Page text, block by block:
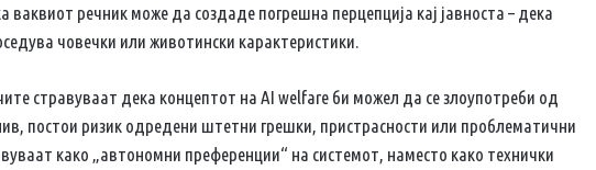
речник може да создаде погрешна перцепција кај јавноста – дека
човечки или животински карактеристики.
стравуваат дека концептот на AI welfare би можел да се злоупотреби од
постои ризик одредени штетни грешки, пристрасности или проблематични
како „автономни преференции“ на системот, наместо како технички